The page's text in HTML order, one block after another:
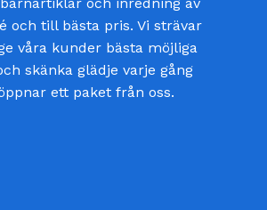
och inredning av
och till bästa pris. Vi strävar
våra kunder bästa möjliga
skänka glädje varje gång
ett paket från oss.